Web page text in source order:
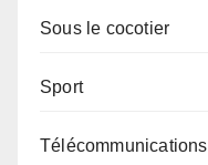
Sous le cocotier
Sport
Télécommunications